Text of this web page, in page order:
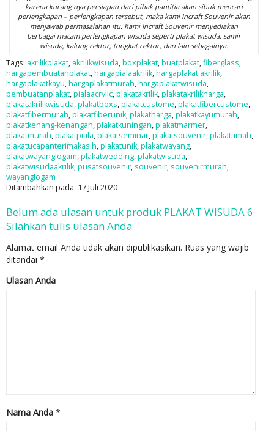
karena kurang nya persiapan dari pihak pantitia akan sibuk mencari
perlengkapan – perlengkapan tersebut, maka kami Incraft Souvenir akan
menjawab permasalahan itu. Kami Incraft Souvenir menyediakan
berbagai macam perlengkapan wisuda seperti plakat wisuda, samir
wisuda, kalung rektor, tongkat rektor, dan lain sebagainya.
Tags: akrilikplakat, akrilikwisuda,boxplakat,buatplakat,fiberglass,
hargapembuatanplakat,hargapialaakrilik,hargaplakat akrilik,
hargaplakatkayu,hargaplakatmurah,hargaplakatwisuda,
pembuatanplakat,pialaacrylic,plakatakrilik,plakatakrilikharga,
plakatakrilikwisuda,plakatboxs,plakatcustome,plakatfibercustome,
plakatfibermurah,plakatfiberunik,plakatharga,plakatkayumurah,
plakatkenang-kenangan,plakatkuningan,plakatmarmer,
plakatmurah,plakatpiala,plakatseminar,plakatsouvenir,plakattimah,
plakatucapanterimakasih,plakatunik,plakatwayang,
plakatwayanglogam,plakatwedding,plakatwisuda,
plakatwisudaakrilik,pusatsouvenir, souvenir, souvenirmurah,
wayanglogam
Ditambahkan pada: 17 Juli 2020
Belum ada ulasan untuk produk PLAKAT WISUDA 6
Silahkan tulis ulasan Anda
Alamat email Anda tidak akan dipublikasikan. Ruas yang wajib
ditandai *
Ulasan Anda
Nama Anda *